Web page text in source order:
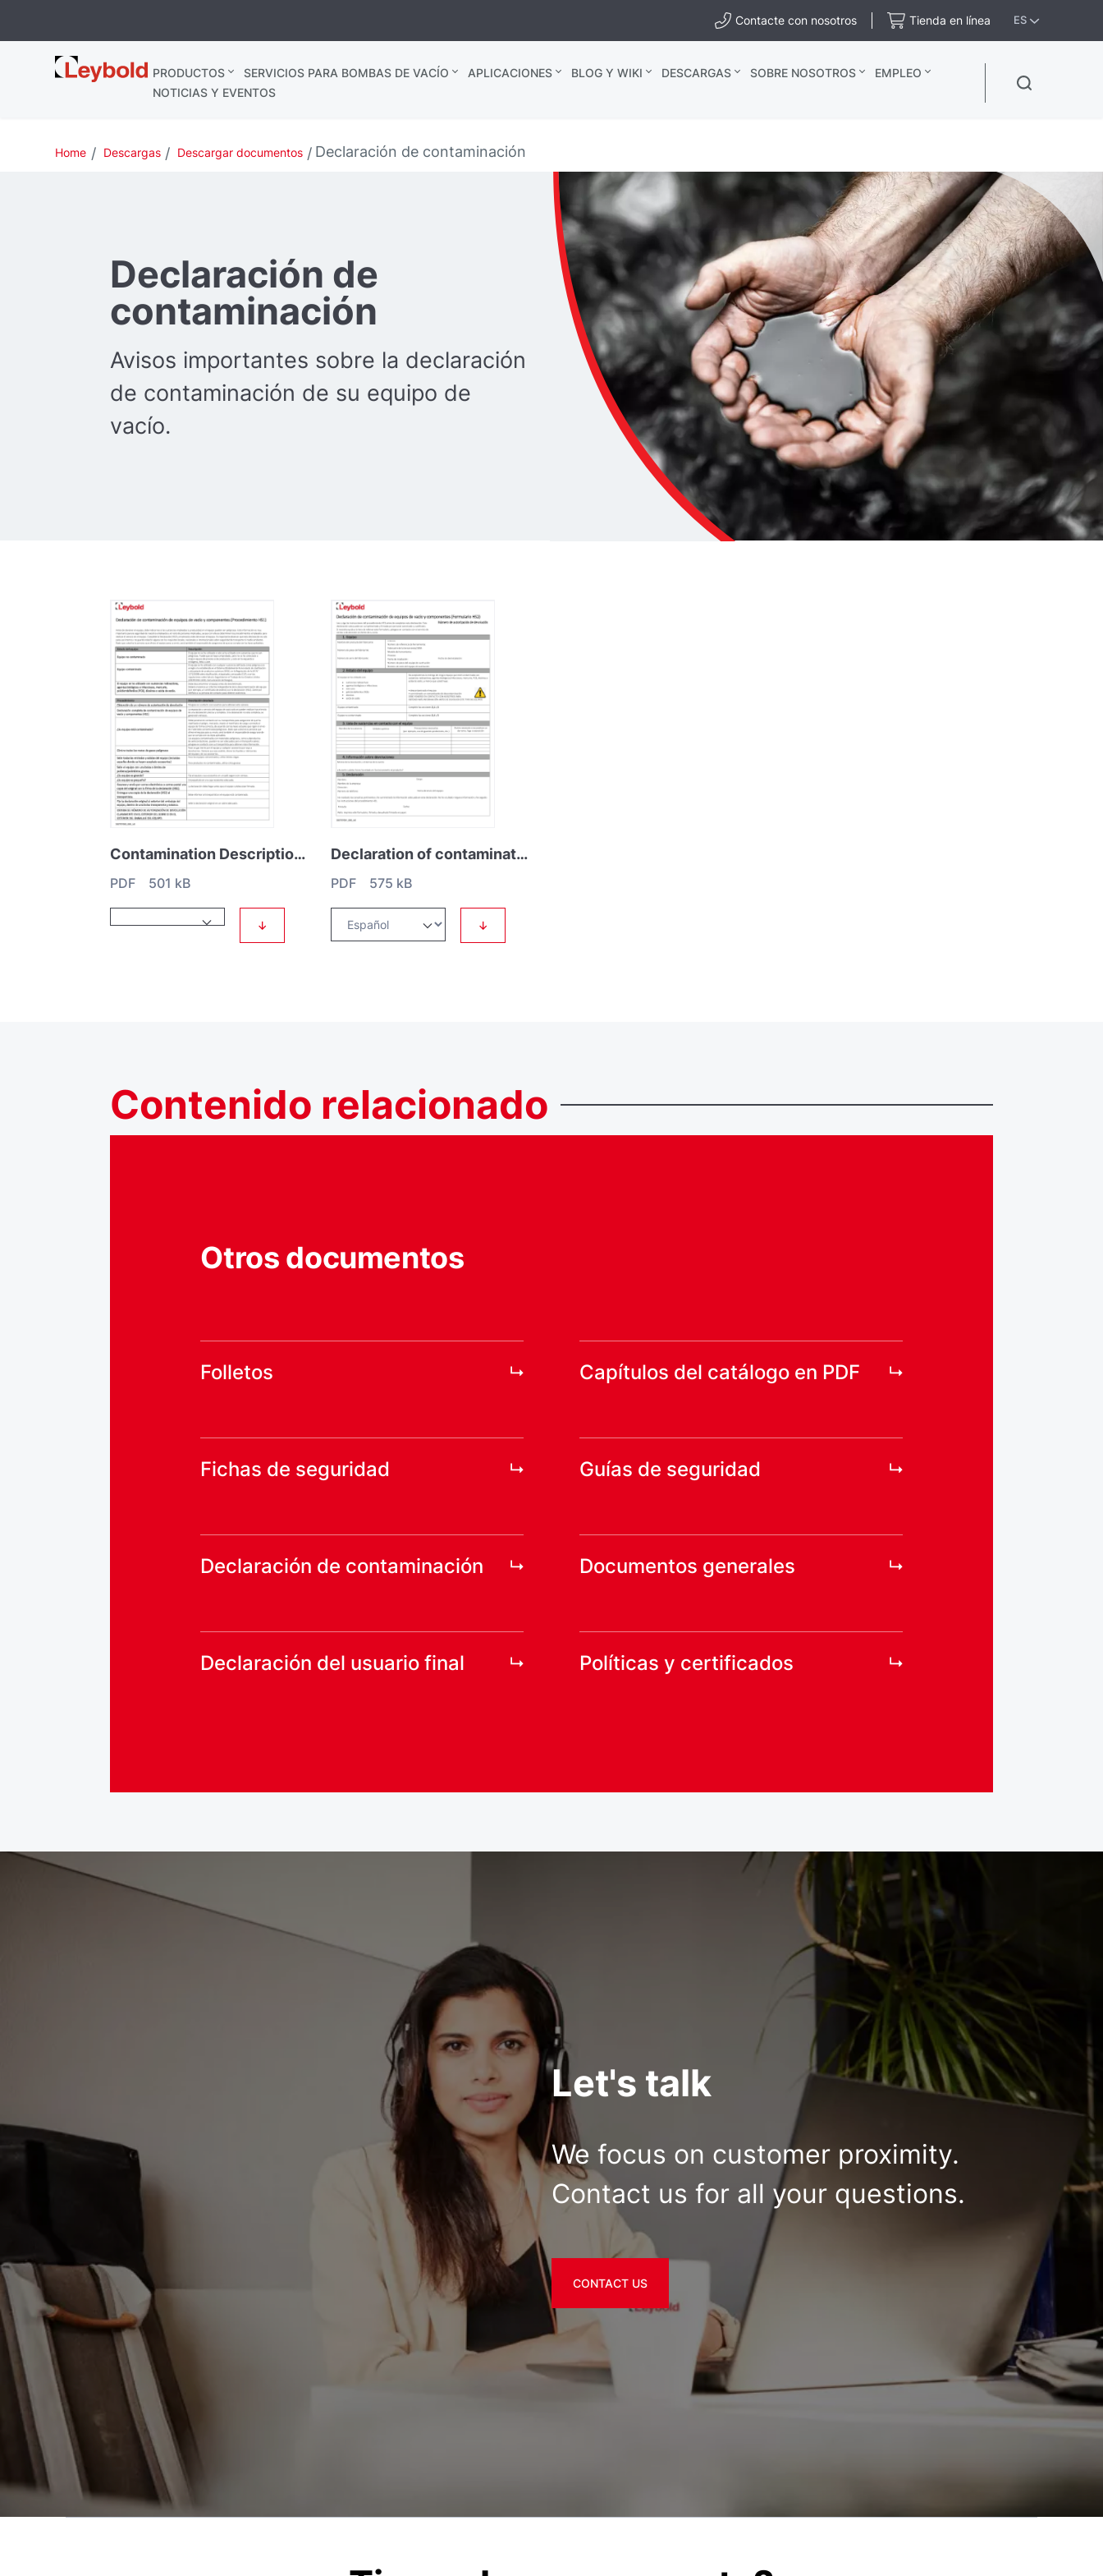
Contacte con nosotros Tienda en línea ES
Leybold
España
PRODUCTOS SERVICIOS PARA BOMBAS DE VACÍO APLICACIONES BLOG Y WIKI DESCARGAS SOBRE NOSOTROS
EMPLEO
NOTICIAS Y EVENTOS
Home Descargas Descargar documentos Declaración de contaminación
Declaración de
contaminación
Avisos importantes sobre la declaración
de contaminación de su equipo de
vacío.
Contamination Description HS1 Spanish
PDF 501 kB
↓
Declaration of contamination HS2 Spanish
PDF 575 kB
↓
Contenido relacionado
Otros documentos
Folletos Capítulos del catálogo en PDF
Fichas de seguridad Guías de seguridad
Declaración de contaminación Documentos generales
Declaración del usuario final Políticas y certificados
Let's talk
We focus on customer proximity.
Contact us for all your questions.
CONTACT US